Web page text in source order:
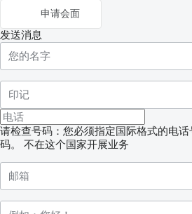
申请会面
发送消息
请检查号码：您必须指定国际格式的电
码。
不在这个国家开展业务